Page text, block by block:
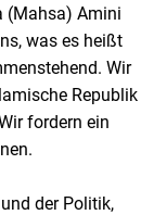
(Mahsa) Amini
was es heißt
Wir
Republik
fordern ein
der Politik,